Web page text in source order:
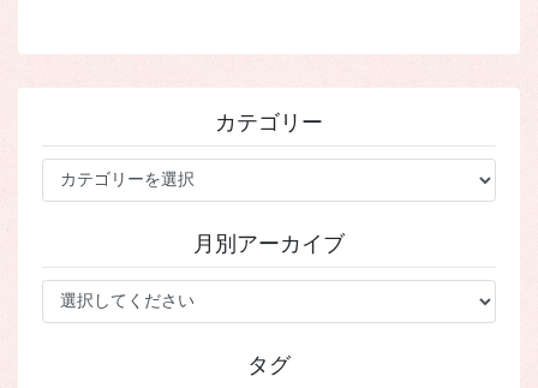
カテゴリー
テ
ー
月別アーカイブ
タグ